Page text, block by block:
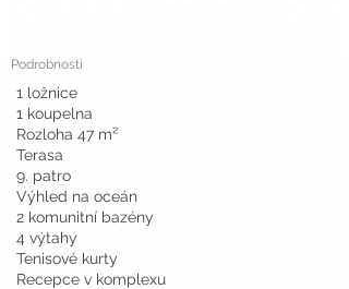
Podrobnosti
1 ložnice
1 koupelna
Rozloha 47 m²
Terasa
9. patro
Výhled na oceán
2 komunitní bazény
4 výtahy
Tenisové kurty
Recepce v komplexu